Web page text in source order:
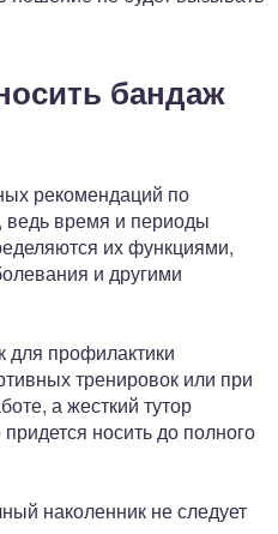
бандаж
рекомендаций по
ведь время и периоды
их функциями,
и другими
для профилактики
тренировок или при
а жесткий тутор
носить до полного
наколенник не следует